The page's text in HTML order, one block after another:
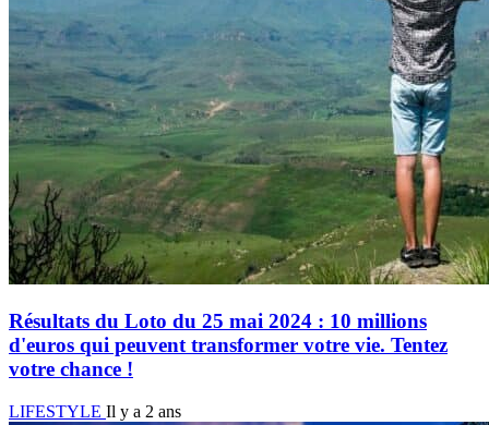
Résultats du Loto du 25 mai 2024 : 10 millions
d'euros qui peuvent transformer votre vie. Tentez
votre chance !
LIFESTYLE Il y a 2 ans